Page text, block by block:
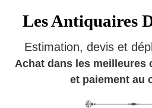
Les Antiquaires
Estimation, devis et
Achat dans les meilleures
et paiement au